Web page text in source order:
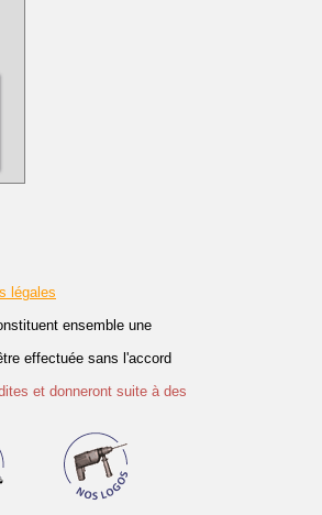
légales
ensemble une
effectuée sans l'accord
et donneront suite à des